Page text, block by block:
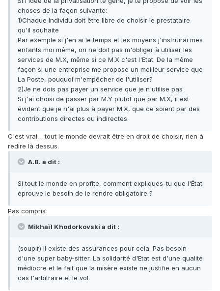
choses de la façon suivante:
1)Chaque individu doit être libre de choisir le prestataire
qu'il souhaite
Par exemple si j'en ai le temps et les moyens j'instruirai mes
enfants moi même, on ne doit pas m'obliger à utiliser les
services de M.X, même si ce M.X c'est l'Etat. De la même
façon si une entreprise me propose un meilleur service que
La Poste, pouquoi m'empêcher de l'utiliser?
2)Je ne dois pas payer un service que je n'utilise pas
Si j'ai choisi de passer par M.Y plutot que par M.X, il est
évident que je n'ai plus à payer M.X, que ce soient par des
contributions directes ou indirectes.
C'est vrai… tout le monde devrait être en droit de choisir, rien à
redire là dessus.
A.B. a dit :
Si tout le monde en profite, comment expliques-tu que l'État
éprouve le besoin de le rendre obligatoire ?
Pas compris
Mikhaïl Khodorkovski a dit :
(soupir) Il existe des assurances pour cela. Pas besoin
d'une super baby-sitter. La solidarité d'Etat est d'une qualité
médiocre et le fait que la misère existe ne justifie en aucun
cas l'arbitraire et le vol.